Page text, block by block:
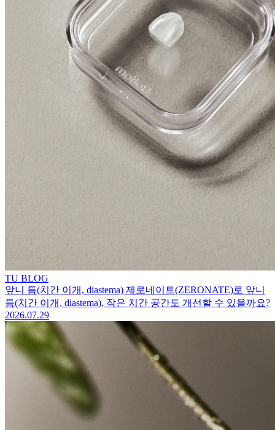
TU BLOG
앞니 틈(치간 이개, diastema) 제로네이트(ZERONATE)로 앞니
틈(치간 이개, diastema), 작은 치간 공간도 개선할 수 있을까요?
2026.07.29